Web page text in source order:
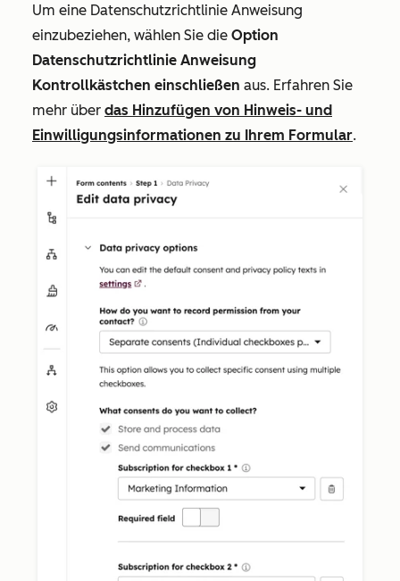
Um eine Datenschutzrichtlinie Anweisung
einzubeziehen, wählen Sie die Option
Datenschutzrichtlinie Anweisung
Kontrollkästchen einschließen aus. Erfahren Sie
mehr über das Hinzufügen von Hinweis- und
Einwilligungsinformationen zu Ihrem Formular.